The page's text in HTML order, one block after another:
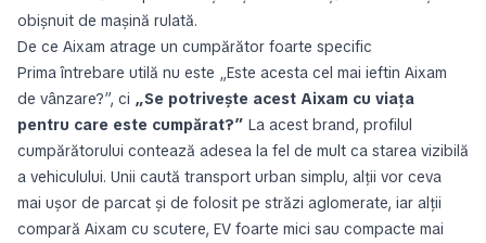
obișnuit de mașină rulată.
De ce Aixam atrage un cumpărător foarte specific
Prima întrebare utilă nu este „Este acesta cel mai ieftin Aixam
de vânzare?”, ci „Se potrivește acest Aixam cu viața
pentru care este cumpărat?” La acest brand, profilul
cumpărătorului contează adesea la fel de mult ca starea vizibilă
a vehiculului. Unii caută transport urban simplu, alții vor ceva
mai ușor de parcat și de folosit pe străzi aglomerate, iar alții
compară Aixam cu scutere, EV foarte mici sau compacte mai